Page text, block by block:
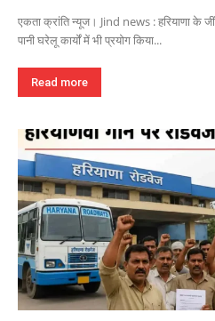
एकता क्रांति न्यूज। Jind news : हरियाणा के
पानी घरेलू कार्यों में भी प्रयोग किया...
Read more